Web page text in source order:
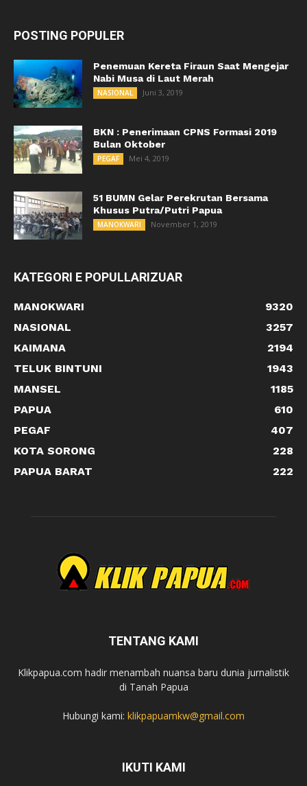
POSTING POPULER
Penemuan Kereta Firaun Saat Mengejar
Nabi Musa di Laut Merah
NASIONAL Juni 3, 2019
BKN : Penerimaan CPNS Formasi 2019
Bulan Oktober
PEGAF Mei 4, 2019
51 BUMN Gelar Perekrutan Bersama
Khusus Putra/Putri Papua
MANOKWARI November 1, 2019
KATEGORI E POPULLARIZUAR
MANOKWARI
9320
NASIONAL
3257
KAIMANA
2194
TELUK BINTUNI
1943
MANSEL
1185
PAPUA
610
PEGAF
407
KOTA SORONG
228
PAPUA BARAT
222
TENTANG KAMI
Klikpapua.com hadir menambah nuansa baru dunia jurnalistik
di Tanah Papua
Hubungi kami: klikpapuamkw@gmail.com
IKUTI KAMI